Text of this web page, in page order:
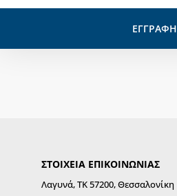
ΕΓΓΡΑΦΗ
ΣΤΟΙΧΕΙΑ ΕΠΙΚΟΙΝΩΝΙΑΣ
Λαγυνά, ΤΚ 57200, Θεσσαλονίκη